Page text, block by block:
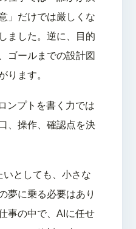
」だけでは厳しくな
ました。逆に、目的
ゴールまでの設計図
ります。
ンプトを書く力では
、操作、確認点を決
としても、小さな
夢に乗る必要はあり
事の中で、AIに任せ